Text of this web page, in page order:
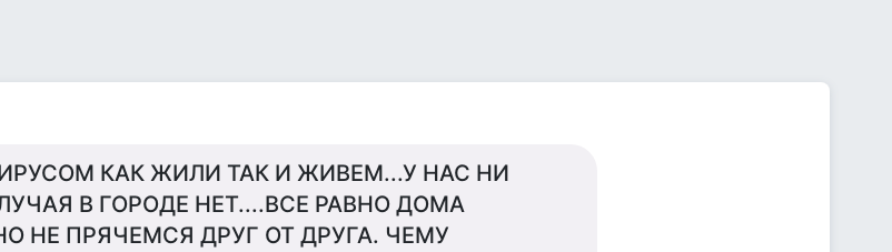
КАК ЖИЛИ ТАК И ЖИВЕМ...У НАС НИ
В ГОРОДЕ НЕТ....ВСЕ РАВНО ДОМА
НЕ ПРЯЧЕМСЯ ДРУГ ОТ ДРУГА. ЧЕМУ